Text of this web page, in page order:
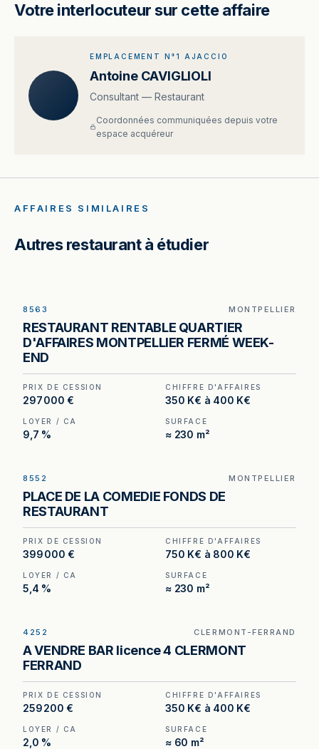
Votre interlocuteur sur cette affaire
EMPLACEMENT N°1 AJACCIO
Antoine CAVIGLIOLI
Consultant — Restaurant
Coordonnées communiquées depuis votre
espace acquéreur
AFFAIRES SIMILAIRES
Autres restaurant à étudier
couverts en salle et environ 60 places en
terrasse dans le quartier d'affaires.
8563 MONTPELLIER
RESTAURANT RENTABLE QUARTIER
D'AFFAIRES MONTPELLIER FERMÉ WEEK-
END
PRIX DE CESSION
297 000 €
CHIFFRE D'AFFAIRES
350 K€ à 400 K€
LOYER / CA
9,7 %
SURFACE
≈ 230 m²
deux pas de la Place de la Comédie.
8552 MONTPELLIER
PLACE DE LA COMEDIE FONDS DE
RESTAURANT
PRIX DE CESSION
399 000 €
CHIFFRE D'AFFAIRES
750 K€ à 800 K€
LOYER / CA
5,4 %
SURFACE
≈ 230 m²
Bar Licence IV avec petite restauration à vendre
à Clermont-Ferrand, au prix de 280 800 €.
(Honoraires à la charge de l'acquéreur : 20 800
€).
4252 CLERMONT-FERRAND
A VENDRE BAR licence 4 CLERMONT
FERRAND
PRIX DE CESSION
259 200 €
CHIFFRE D'AFFAIRES
350 K€ à 400 K€
LOYER / CA
2,0 %
SURFACE
≈ 60 m²